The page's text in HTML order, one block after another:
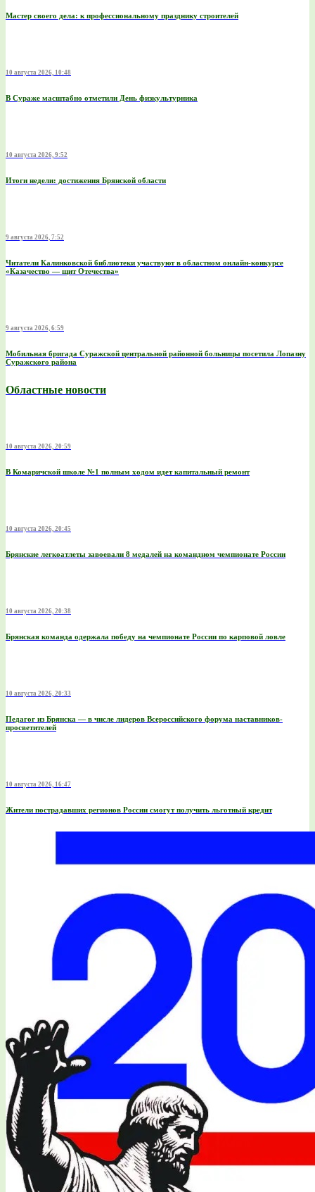
Мастер своего дела: к профессиональному празднику строителей
10 августа 2026, 10:48
В Сураже масштабно отметили День физкультурника
10 августа 2026, 9:52
Итоги недели: достижения Брянской области
9 августа 2026, 7:52
Читатели Калинковской библиотеки участвуют в областном онлайн-конкурсе
«Казачество — щит Отечества»
9 августа 2026, 6:59
Мобильная бригада Суражской центральной районной больницы посетила Лопазну
Суражского района
Областные новости
10 августа 2026, 20:59
В Комаричской школе №1 полным ходом идет капитальный ремонт
10 августа 2026, 20:45
Брянские легкоатлеты завоевали 8 медалей на командном чемпионате России
10 августа 2026, 20:38
Брянская команда одержала победу на чемпионате России по карповой ловле
10 августа 2026, 20:33
Педагог из Брянска — в числе лидеров Всероссийского форума наставников-
просветителей
10 августа 2026, 16:47
Жители пострадавших регионов России смогут получить льготный кредит